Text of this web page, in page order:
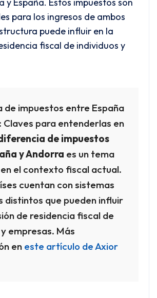
y España. Estos impuestos son
para los ingresos de ambos
puede influir en la
fiscal de individuos y
de impuestos entre España
Claves para entenderlas en
de impuestos
y Andorra es un tema
el contexto fiscal actual.
cuentan con sistemas
distintos que pueden influir
de residencia fiscal de
empresas. Más
en este artículo de Axior